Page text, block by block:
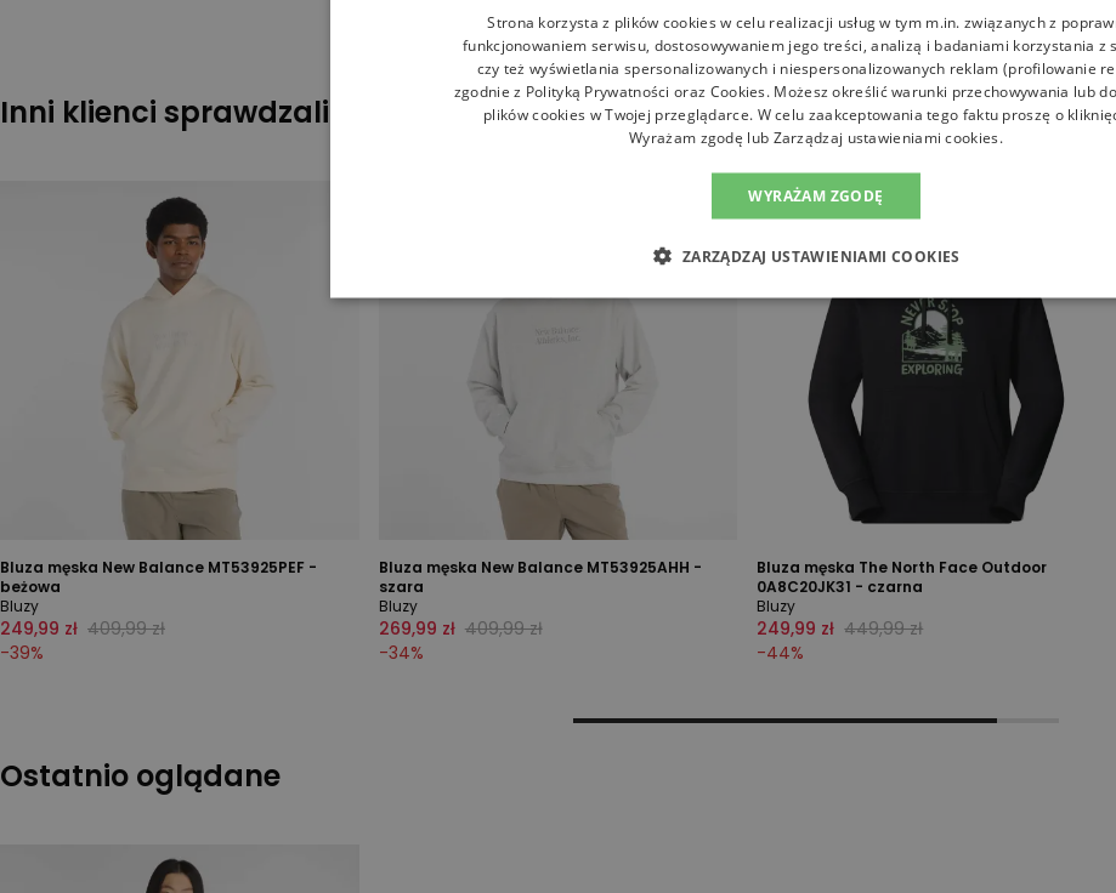
Inni klienci sprawdzali również
Bluza męska New Balance MT53925PEF -
beżowa
Bluzy
249,99 zł 409,99 zł
-39%
Bluza męska New Balance MT53925AHH -
szara
Bluzy
269,99 zł 409,99 zł
-34%
Bluza męska The North Face Outdoor
0A8C20JK31 - czarna
Bluzy
249,99 zł 449,99 zł
-44%
Ostatnio oglądane
Strona korzysta z plików cookies w celu realizacji usług w tym m.in. związanych z
funkcjonowaniem serwisu, dostosowywaniem jego treści, analizą i badaniami korzystania z
czy też wyświetlania spersonalizowanych i niespersonalizowanych reklam (profilowanie
zgodnie z Polityką Prywatności oraz Cookies. Możesz określić warunki przechowywania lub
plików cookies w Twojej przeglądarce. W celu zaakceptowania tego faktu proszę o
Wyrażam zgodę lub Zarządzaj ustawieniami cookies.
WYRAŻAM ZGODĘ
ZARZĄDZAJ USTAWIENIAMI COOKIES